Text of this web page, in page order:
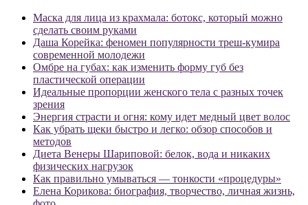
Маска для лица из крахмала: ботокс, который можно
сделать своим руками
Даша Корейка: феномен популярности треш-кумира
современной молодежи
Омбре на губах: как изменить форму губ без
пластической операции
Идеальные пропорции женского тела с разных точек
зрения
Энергия страсти и огня: кому идет медный цвет волос
Как убрать щеки быстро и легко: обзор способов и
методов
Диета Венеры Шариповой: белок, вода и никаких
физических нагрузок
Как правильно умываться — тонкости «процедуры»
Елена Корикова: биография, творчество, личная жизнь,